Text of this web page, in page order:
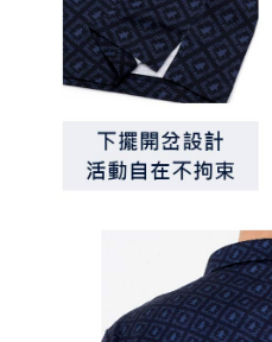
４．使用「AFTEE先享後付」時，將
時審查核予不同之上限額度；若仍有
請求用戶進行身份認證。
５．嚴禁一人註冊多個帳號或使用他
免運費
離島宅配
免運費